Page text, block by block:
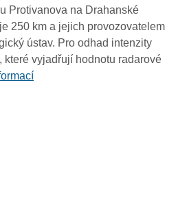
Protivanova na Drahanské
250 km a jejich provozovatelem
ústav. Pro odhad intenzity
které vyjadřují hodnotu radarové